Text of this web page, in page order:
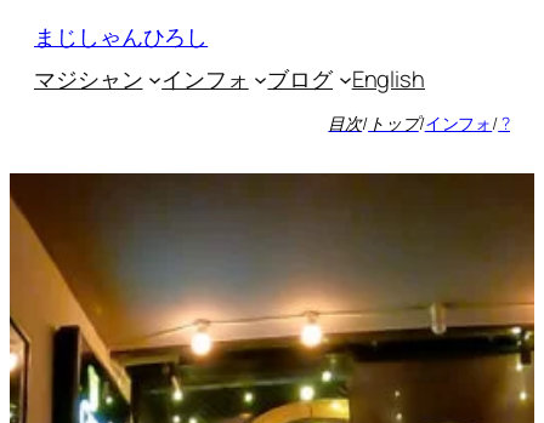
ッ
プ
まじしゃんひろし
マジシャン
インフォ ブログ English
目次/ トップ/インフォ/?